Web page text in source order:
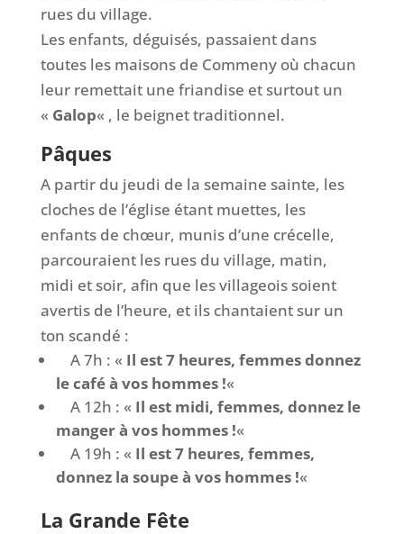
rues du village.
Les enfants, déguisés, passaient dans
toutes les maisons de Commeny où chacun
leur remettait une friandise et surtout un
« Galop« , le beignet traditionnel.
Pâques
A partir du jeudi de la semaine sainte, les
cloches de l’église étant muettes, les
enfants de chœur, munis d’une crécelle,
parcouraient les rues du village, matin,
midi et soir, afin que les villageois soient
avertis de l’heure, et ils chantaient sur un
ton scandé :
A 7h : « Il est 7 heures, femmes donnez
le café à vos hommes !«
A 12h : « Il est midi, femmes, donnez le
manger à vos hommes !«
A 19h : « Il est 7 heures, femmes,
donnez la soupe à vos hommes !«
La Grande Fête